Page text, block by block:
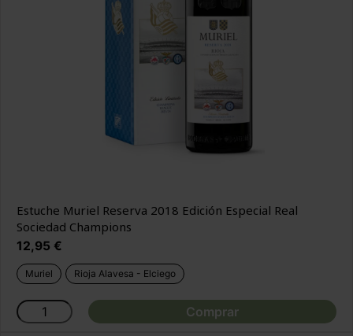
Estuche Muriel Reserva 2018 Edición Especial Real
Sociedad Champions
Precio
12,95 €
Muriel Rioja Alavesa - Elciego
Comprar